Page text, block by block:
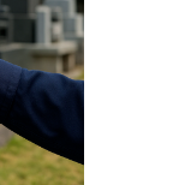
整理がつかな
お手伝いしま
気軽にご連絡く
を承っておりま